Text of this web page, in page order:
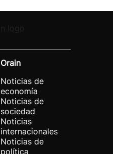
Orain
Noticias de
economía
Noticias de
sociedad
Noticias
internacionales
Noticias de
política